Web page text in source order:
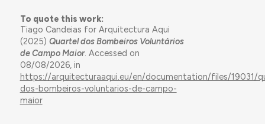
anteprojeto da obra de construção do quartel dos
BVCM e o pedido formal de comparticipação
dirigido ao MHOP. Informa que a obra consta da
proposta do Plano de Obras Novas do distrito de
Portalegre.
1979.08.01 – DGERU comunica a abertura do
processo definitivo intitulado “Quartel dos
To quote this work:
Tiago Candeias for Arquitectura Aqui
(2025) Quartel dos Bombeiros Voluntários
de Campo Maior. Accessed on
08/08/2026, in
https://arquitecturaaqui.eu/en/documentation/files/19031/
dos-bombeiros-voluntarios-de-campo-
maior